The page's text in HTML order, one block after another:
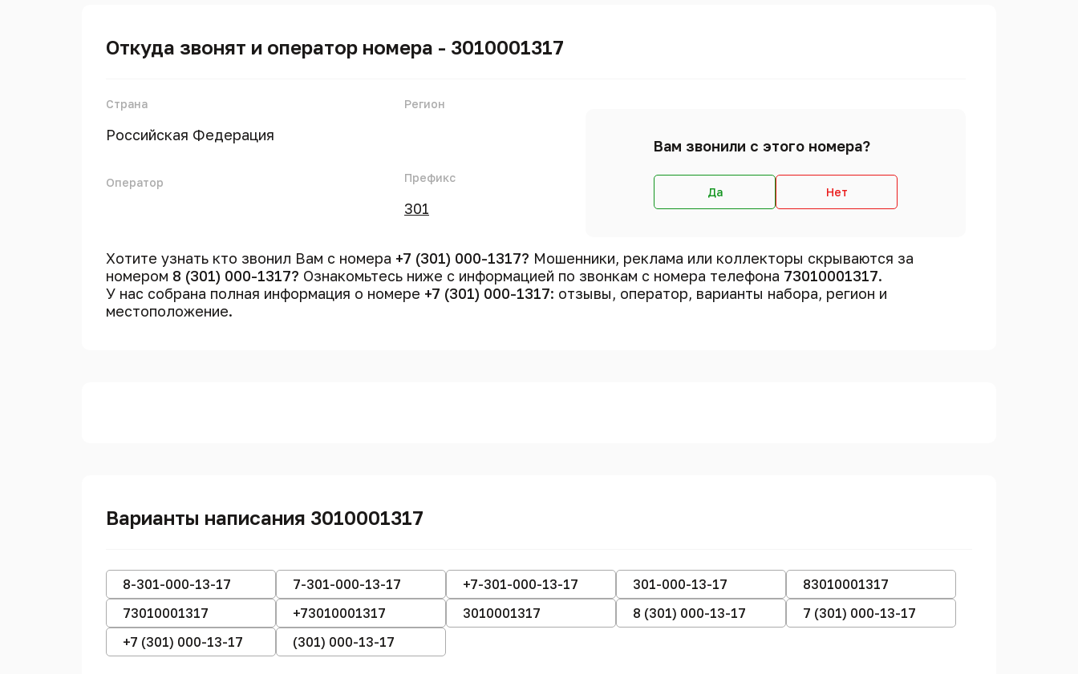
Откуда звонят и оператор номера - 3010001317
Страна
Российская Федерация
Оператор
Регион
Префикс
301
Вам звонили с этого номера?
Да Нет
Хотите узнать кто звонил Вам с номера +7 (301) 000-1317? Мошенники, реклама или коллекторы скрываются за
номером 8 (301) 000-1317? Ознакомьтесь ниже с информацией по звонкам с номера телефона 73010001317.
У нас собрана полная информация о номере +7 (301) 000-1317: отзывы, оператор, варианты набора, регион и
местоположение.
Варианты написания 3010001317
8-301-000-13-17 7-301-000-13-17 +7-301-000-13-17 301-000-13-17
83010001317
73010001317
+73010001317 3010001317 8 (301) 000-13-17
7 (301) 000-13-17
+7 (301) 000-13-17
(301) 000-13-17